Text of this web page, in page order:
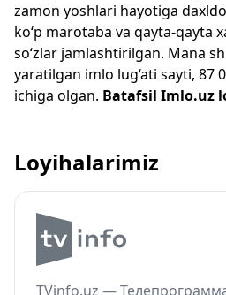
zamon yoshlari hayotiga
ko‘p marotaba va qayta-qayta
so‘zlar jamlashtirilgan. Mana
yaratilgan imlo lug‘ati sayti, 87
ichiga olgan. Batafsil Imlo.uz
Loyihalarimiz
TVinfo.uz —